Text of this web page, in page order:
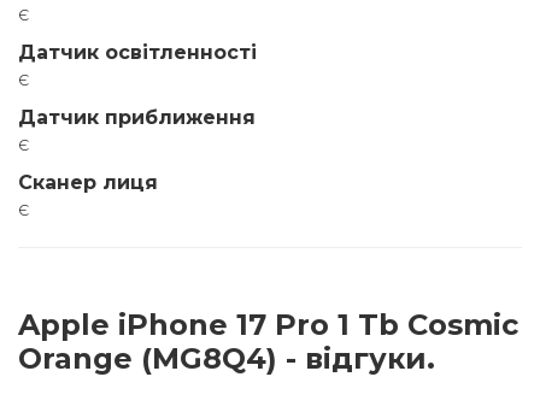
є
Датчик освітленності
є
Датчик приближення
є
Сканер лиця
є
Apple iPhone 17 Pro 1 Tb Cosmic
Orange (MG8Q4) - відгуки.